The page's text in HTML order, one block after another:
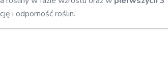
i odporność roślin.